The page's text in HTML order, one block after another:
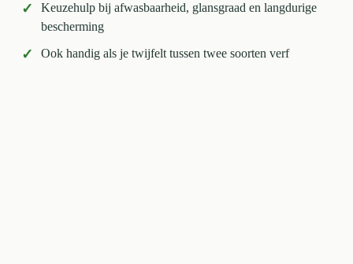
✓
Keuzehulp bij afwasbaarheid, glansgraad en langdurige
bescherming
✓ Ook handig als je twijfelt tussen twee soorten verf